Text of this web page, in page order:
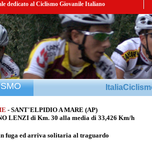
dedicato al Ciclismo Giovanile Italiano
- SANT'ELPIDIO A MARE (AP)
LENZI di Km. 30 alla media di 33,426 Km/h
fuga ed arriva solitaria al traguardo